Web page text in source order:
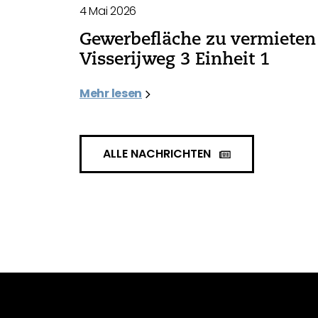
4 Mai 2026
Gewerbefläche zu vermieten
Visserijweg 3 Einheit 1
Mehr lesen
ALLE NACHRICHTEN